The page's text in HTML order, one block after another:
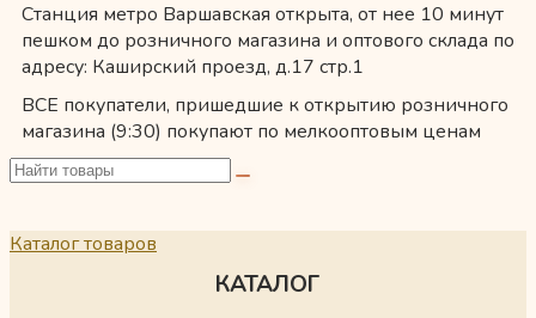
Станция метро Варшавская открыта, от нее 10 минут
пешком до розничного магазина и оптового склада по
адресу: Каширский проезд, д.17 стр.1
ВСЕ покупатели, пришедшие к открытию розничного
магазина (9:30) покупают по мелкооптовым ценам
Каталог товаров
КАТАЛОГ